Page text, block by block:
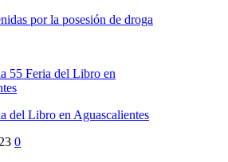
por la posesión de droga
del Libro en Aguascalientes
0